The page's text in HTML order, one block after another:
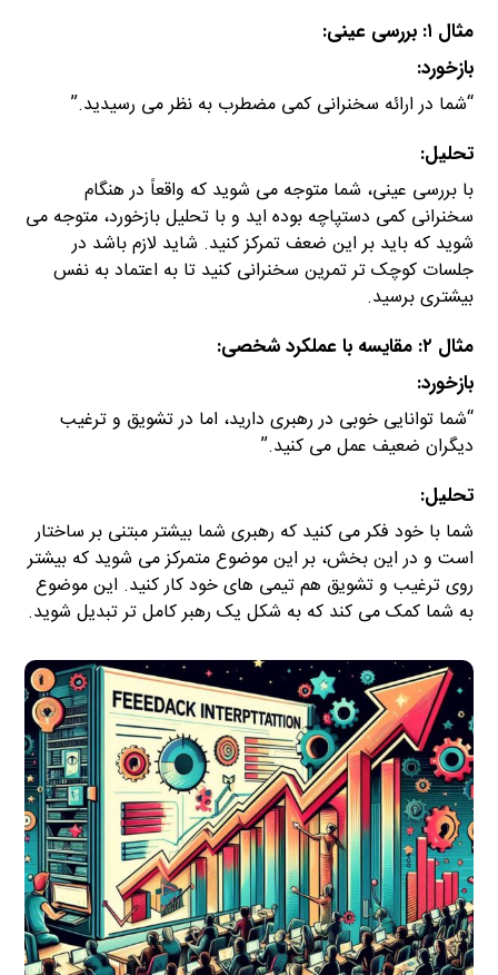
مثال ۱: بررسی عینی:
بازخورد:
“شما در ارائه سخنرانی کمی مضطرب به نظر می رسیدید.”
تحلیل:
با بررسی عینی، شما متوجه می شوید که واقعاً در هنگام
سخنرانی کمی دستپاچه بوده اید و با تحلیل بازخورد، متوجه می
شوید که باید بر این ضعف تمرکز کنید. شاید لازم باشد در
جلسات کوچک تر تمرین سخنرانی کنید تا به اعتماد به نفس
بیشتری برسید.
مثال ۲: مقایسه با عملکرد شخصی:
بازخورد:
“شما توانایی خوبی در رهبری دارید، اما در تشویق و ترغیب
دیگران ضعیف عمل می کنید.”
تحلیل:
شما با خود فکر می کنید که رهبری شما بیشتر مبتنی بر ساختار
است و در این بخش، بر این موضوع متمرکز می شوید که بیشتر
روی ترغیب و تشویق هم تیمی های خود کار کنید. این موضوع
به شما کمک می کند که به شکل یک رهبر کامل تر تبدیل شوید.